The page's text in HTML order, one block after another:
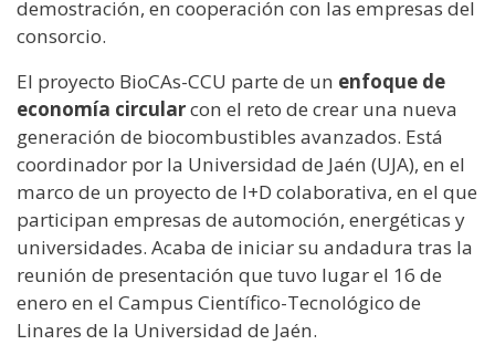
demostración, en cooperación con las empresas del
consorcio.
El proyecto BioCAs-CCU parte de un enfoque de
economía circularcon el reto de crear una nueva
generación de biocombustibles avanzados. Está
coordinador por la Universidad de Jaén (UJA), en el
marco de un proyecto de I+D colaborativa, en el que
participan empresas de automoción, energéticas y
universidades. Acaba de iniciar su andadura tras la
reunión de presentación que tuvo lugar el 16 de
enero en el Campus Científico-Tecnológico de
Linares de la Universidad de Jaén.